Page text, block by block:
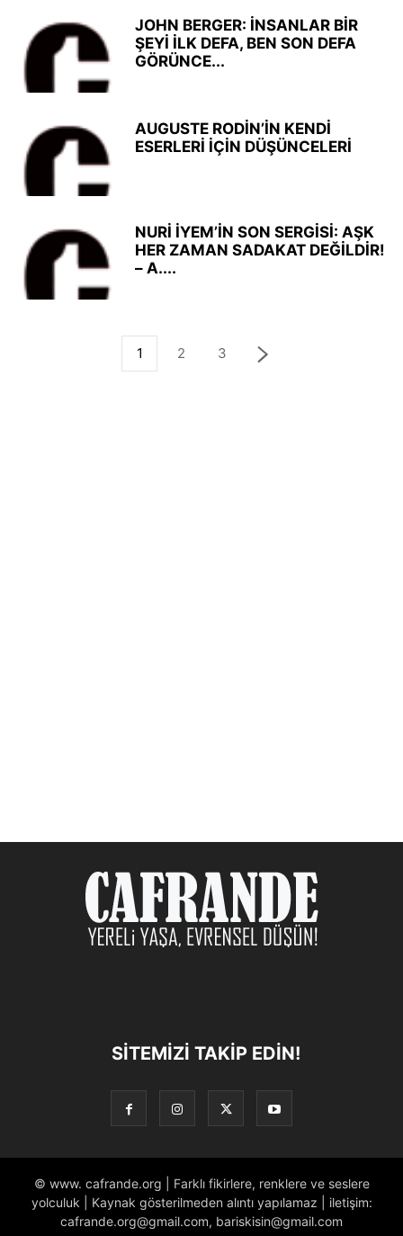
JOHN BERGER: İNSANLAR BİR
ŞEYİ İLK DEFA, BEN SON DEFA
GÖRÜNCE...
AUGUSTE RODİN’İN KENDİ
ESERLERİ İÇİN DÜŞÜNCELERİ
NURİ İYEM’İN SON SERGİSİ: AŞK
HER ZAMAN SADAKAT DEĞİLDİR!
– A....
1 2 3
SITEMIZI TAKIP EDIN!
© www. cafrande.org | Farklı fikirlere, renklere ve seslere
yolculuk | Kaynak gösterilmeden alıntı yapılamaz | iletişim:
cafrande.org@gmail.com, bariskisin@gmail.com